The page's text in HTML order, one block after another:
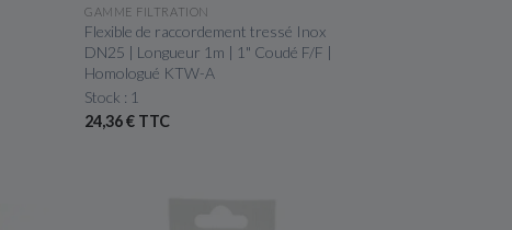
APERÇU RAPIDE
GAMME FILTRATION
Flexible de raccordement tressé Inox
DN25 | Longueur 1m | 1" Coudé F/F |
Homologué KTW-A
Stock : 1
24,36 € TTC